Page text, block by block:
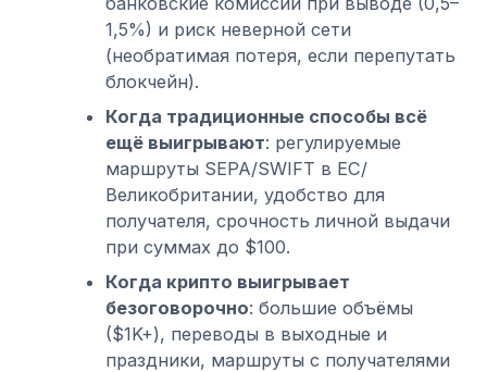
1,5%) и риск неверной сети
(необратимая потеря, если перепутать
блокчейн).
Когда традиционные способы всё
ещё выигрывают: регулируемые
маршруты SEPA/SWIFT в ЕС/
Великобритании, удобство для
получателя, срочность личной выдачи
при суммах до $100.
Когда крипто выигрывает
безоговорочно: большие объёмы
($1K+), переводы в выходные и
праздники, маршруты с получателями